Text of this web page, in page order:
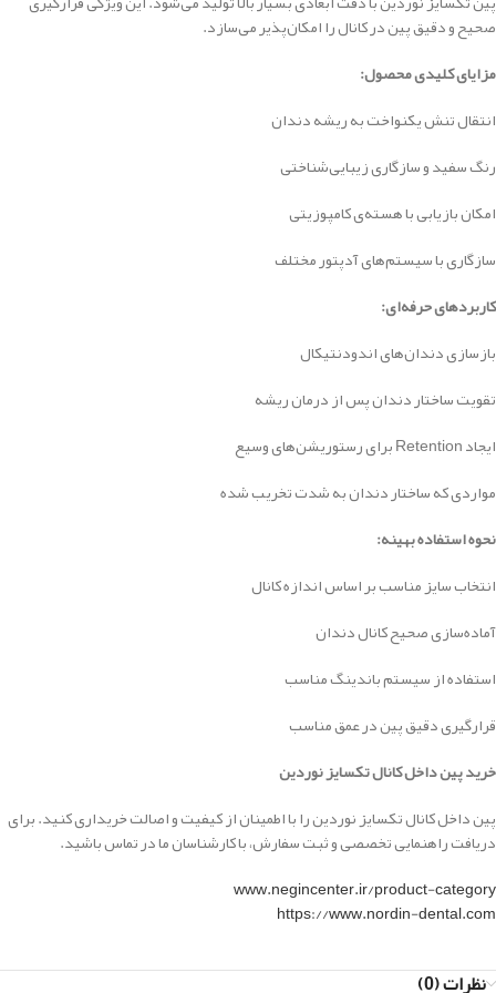
صحیح و دقیق پین در کانال را امکان‌پذیر می‌سازد.
مزایای کلیدی محصول:
انتقال تنش یکنواخت به ریشه دندان
رنگ سفید و سازگاری زیبایی‌شناختی
امکان بازیابی با هسته‌ی کامپوزیتی
سازگاری با سیستم‌های آدپتور مختلف
کاربردهای حرفه‌ای:
بازسازی دندان‌های اندودنتیکال
تقویت ساختار دندان پس از درمان ریشه
ایجاد Retention برای رستوریشن‌های وسیع
مواردی که ساختار دندان به شدت تخریب شده
نحوه استفاده بهینه:
انتخاب سایز مناسب بر اساس اندازه کانال
آماده‌سازی صحیح کانال دندان
استفاده از سیستم باندینگ مناسب
قرارگیری دقیق پین در عمق مناسب
خرید پین داخل کانال تکسایز نوردین
پین داخل کانال تکسایز نوردین را با اطمینان از کیفیت و اصالت خریداری کنید. برای
دریافت راهنمایی تخصصی و ثبت سفارش، با کارشناسان ما در تماس باشید.
www.negincenter.ir/product-category
https://www.nordin-dental.com
نظرات (0)